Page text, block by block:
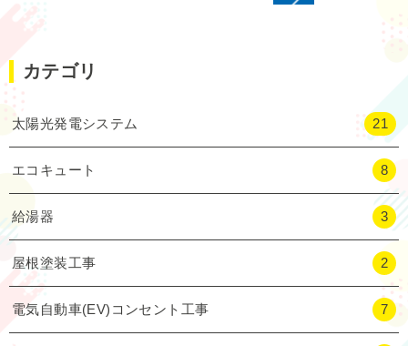
カテゴリ
太陽光発電システム 21
エコキュート 8
給湯器 3
屋根塗装工事 2
電気自動車(EV)コンセント工事 7